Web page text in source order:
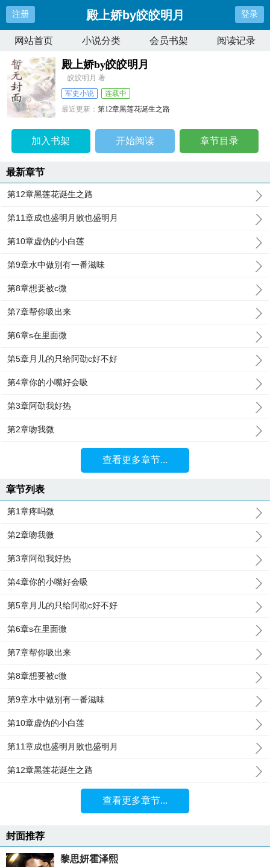
注册 殿上娇by皎皎明月 登录
网站首页 小说分类 会员书架 阅读记录
殿上娇by皎皎明月
皎皎明月 著
军史小说
连载中
最近更新：第12章黑莲花诞生之路
加入书架 开始阅读 章节目录
最新章节
第12章黑莲花诞生之路
第11章成也盛明月败也盛明月
第10章虚伪的小白莲
第9章水中做别有一番滋味
第8章想要被c微
第7章帮你吸出来
第6章s在里面微
第5章月儿的只给阿劭c好不好
第4章你的小嘴好会吸
第3章阿劭我好热
第2章吻我微
查看更多章节...
章节列表
第1章疼吗微
第2章吻我微
第3章阿劭我好热
第4章你的小嘴好会吸
第5章月儿的只给阿劭c好不好
第6章s在里面微
第7章帮你吸出来
第8章想要被c微
第9章水中做别有一番滋味
第10章虚伪的小白莲
第11章成也盛明月败也盛明月
第12章黑莲花诞生之路
查看更多章节...
封面推荐
黎思妍霍泽熙